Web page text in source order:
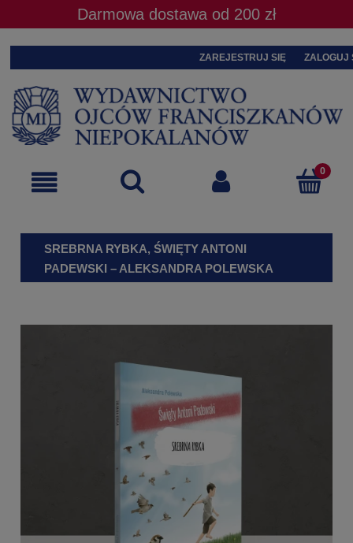
Darmowa dostawa od 200 zł
ZAREJESTRUJ SIĘ ZALOGUJ
SREBRNA RYBKA, ŚWIĘTY ANTONI
PADEWSKI – ALEKSANDRA POLEWSKA